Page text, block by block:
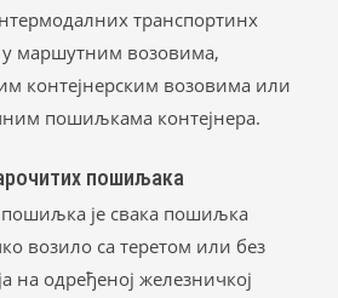
транспортинх
у маршутним возовима,
контејнерским возовима или
пошиљкама контејнера.
пошиљака
је свака пошиљка
возило са теретом или без
на одређеној железничкој